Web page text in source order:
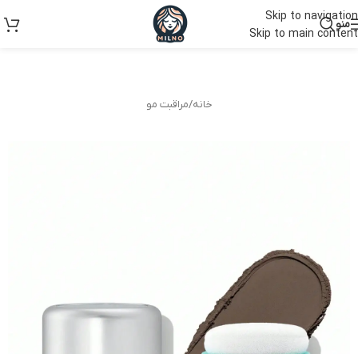
Skip to navigation
Skip to main content
منو
خانه/مراقبت مو